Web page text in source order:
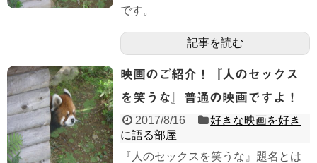
です。
記事を読む
映画のご紹介！『人のセックス
を笑うな』普通の映画ですよ！
2017/8/16
好きな映画を好き
に語る部屋
『人のセックスを笑うな』題名とは